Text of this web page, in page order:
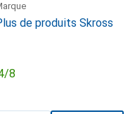
de produits Skross
8